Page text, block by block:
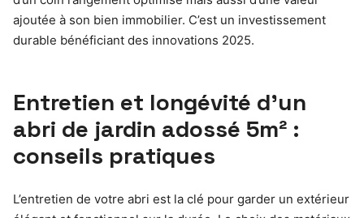
ajoutée à son bien immobilier. C’est un investissement
durable bénéficiant des innovations 2025.
Entretien et longévité d’un
abri de jardin adossé 5m² :
conseils pratiques
L’entretien de votre abri est la clé pour garder un extérieur